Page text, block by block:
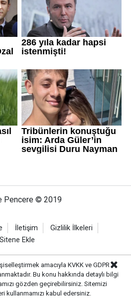
Pencere © 2019
İletişim
Gizlilik İlkeleri
Sitene Ekle
amacıyla KVKK ve GDPR
Bu konu hakkında detaylı bilgi
gözden geçirebilirsiniz. Sitemizi
kullanmamızı kabul edersiniz.